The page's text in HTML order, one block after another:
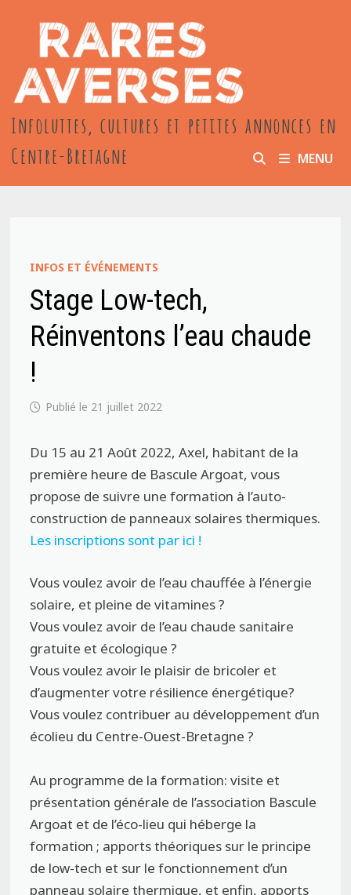
contenu
Infoluttes, cultures et petites annonces en
Centre-Bretagne
MENU
INFOS ET ÉVÉNEMENTS
Stage Low-tech,
Réinventons l’eau chaude
!
21 juillet 2022
Du 15 au 21 Août 2022, Axel, habitant de la
première heure de Bascule Argoat, vous
propose de suivre une formation à l’auto-
construction de panneaux solaires thermiques.
Les inscriptions sont par ici !
Vous voulez avoir de l’eau chauffée à l’énergie
solaire, et pleine de vitamines ?
Vous voulez avoir de l’eau chaude sanitaire
gratuite et écologique ?
Vous voulez avoir le plaisir de bricoler et
d’augmenter votre résilience énergétique?
Vous voulez contribuer au développement d’un
écolieu du Centre-Ouest-Bretagne ?
Au programme de la formation: visite et
présentation générale de l’association Bascule
Argoat et de l’éco-lieu qui héberge la
formation ; apports théoriques sur le principe
de low-tech et sur le fonctionnement d’un
panneau solaire thermique, et enfin, apports